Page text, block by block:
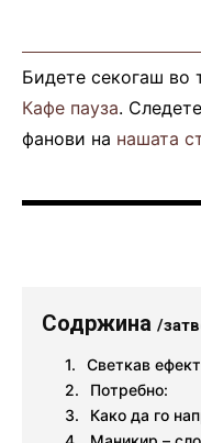
Бидете секогаш во
Кафе пауза.
фанови на нашата
Содржина /
Светкав ефект
Потребно:
Како да го